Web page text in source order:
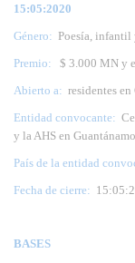
15:05:2020
Género: Poesía,
Premio:
$ 3.000 MN y
Abierto a: residentes en
Entidad convocante:
y la AHS en Guantánamo
País de la entidad
Fecha de cierre:
BASES